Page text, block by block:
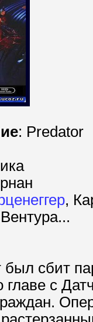
: Predator
,
был сбит
главе с